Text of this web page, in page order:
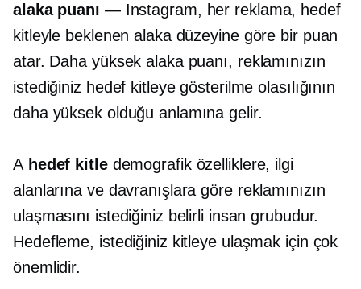
alaka puanı — Instagram, her reklama, hedef
kitleyle beklenen alaka düzeyine göre bir puan
atar. Daha yüksek alaka puanı, reklamınızın
istediğiniz hedef kitleye gösterilme olasılığının
daha yüksek olduğu anlamına gelir.
A hedef kitledemografik özelliklere, ilgi
alanlarına ve davranışlara göre reklamınızın
ulaşmasını istediğiniz belirli insan grubudur.
Hedefleme, istediğiniz kitleye ulaşmak için çok
önemlidir.